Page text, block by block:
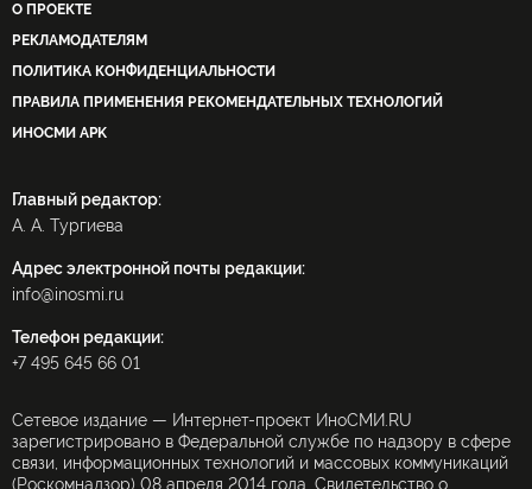
О ПРОЕКТЕ
РЕКЛАМОДАТЕЛЯМ
ПОЛИТИКА КОНФИДЕНЦИАЛЬНОСТИ
ПРАВИЛА ПРИМЕНЕНИЯ РЕКОМЕНДАТЕЛЬНЫХ ТЕХНОЛОГИЙ
ИНОСМИ APK
Главный редактор:
А. А. Тургиева
Адрес электронной почты редакции:
info@inosmi.ru
Телефон редакции:
+7 495 645 66 01
Сетевое издание — Интернет-проект ИноСМИ.RU
зарегистрировано в Федеральной службе по надзору в сфере
связи, информационных технологий и массовых коммуникаций
(Роскомнадзор) 08 апреля 2014 года. Свидетельство о